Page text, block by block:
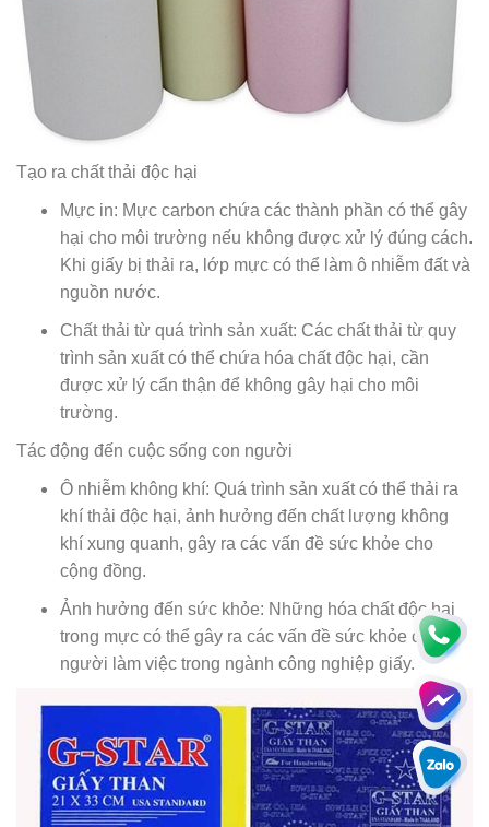
Tạo ra chất thải độc hại
Mực in: Mực carbon chứa các thành phần có thể gây
hại cho môi trường nếu không được xử lý đúng cách.
Khi giấy bị thải ra, lớp mực có thể làm ô nhiễm đất và
nguồn nước.
Chất thải từ quá trình sản xuất: Các chất thải từ quy
trình sản xuất có thể chứa hóa chất độc hại, cần
được xử lý cẩn thận để không gây hại cho môi
trường.
Tác động đến cuộc sống con người
Ô nhiễm không khí: Quá trình sản xuất có thể thải ra
khí thải độc hại, ảnh hưởng đến chất lượng không
khí xung quanh, gây ra các vấn đề sức khỏe cho
cộng đồng.
Ảnh hưởng đến sức khỏe: Những hóa chất độc hại
trong mực có thể gây ra các vấn đề sức khỏe cho
người làm việc trong ngành công nghiệp giấy.